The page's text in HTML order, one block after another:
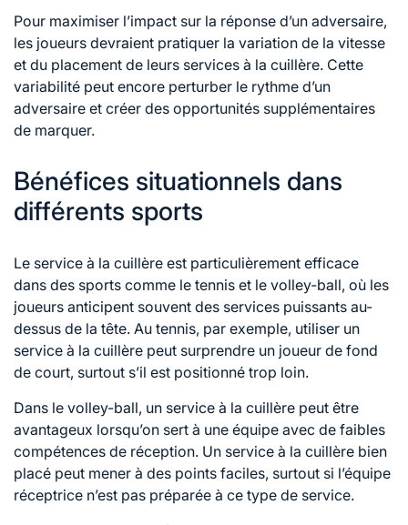
Pour maximiser l’impact sur la réponse d’un adversaire,
les joueurs devraient pratiquer la variation de la vitesse
et du placement de leurs services à la cuillère. Cette
variabilité peut encore perturber le rythme d’un
adversaire et créer des opportunités supplémentaires
de marquer.
Bénéfices situationnels dans
différents sports
Le service à la cuillère est particulièrement efficace
dans des sports comme le tennis et le volley-ball, où les
joueurs anticipent souvent des services puissants au-
dessus de la tête. Au tennis, par exemple, utiliser un
service à la cuillère peut surprendre un joueur de fond
de court, surtout s’il est positionné trop loin.
Dans le volley-ball, un service à la cuillère peut être
avantageux lorsqu’on sert à une équipe avec de faibles
compétences de réception. Un service à la cuillère bien
placé peut mener à des points faciles, surtout si l’équipe
réceptrice n’est pas préparée à ce type de service.